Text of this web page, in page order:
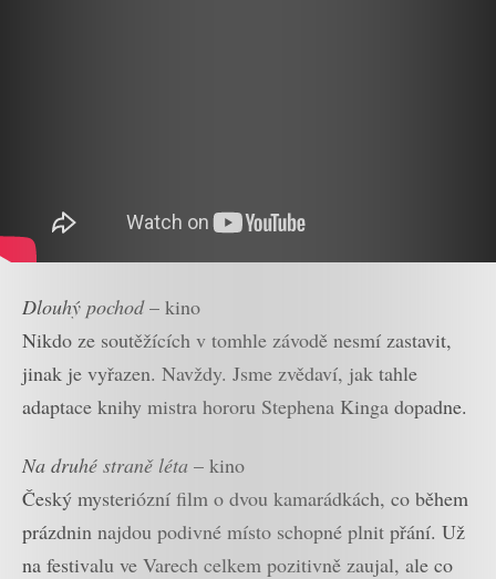
Dlouhý pochod– kino
Nikdo ze soutěžících v tomhle závodě nesmí zastavit,
jinak je vyřazen. Navždy. Jsme zvědaví, jak tahle
adaptace knihy mistra hororu Stephena Kinga dopadne.
Na druhé straně léta – kino
Český mysteriózní film o dvou kamarádkách, co během
prázdnin najdou podivné místo schopné plnit přání. Už
na festivalu ve Varech celkem pozitivně zaujal, ale co